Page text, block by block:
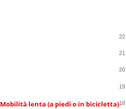
Mobilità lenta (a piedi o in bicicletta)18
19
20
21
22